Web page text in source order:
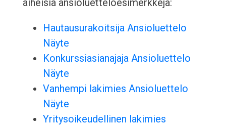
aiheisia ansioluetteloesimerkkejä:
Hautausurakoitsija Ansioluettelo
Näyte
Konkurssiasianajaja Ansioluettelo
Näyte
Vanhempi lakimies Ansioluettelo
Näyte
Yritysoikeudellinen lakimies